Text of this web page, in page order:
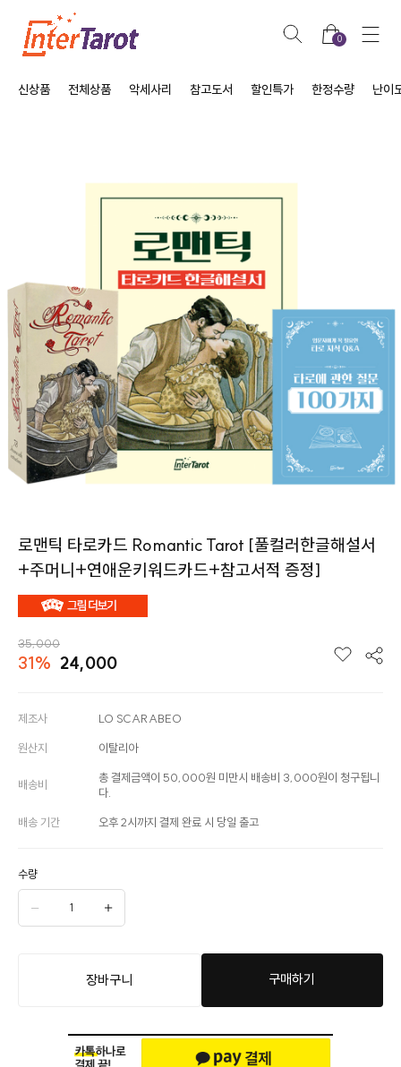
0
신상품 전체상품 악세사리 참고도서 할인특가 한정수량 난이
로맨틱 타로카드 Romantic Tarot [풀컬러한글해설서
+주머니+연애운키워드카드+참고서적 증정]
35,000
31% 24,000
제조사 LO SCARABEO
원산지 이탈리아
배송비
총 결제금액이 50,000원 미만시 배송비 3,000원이 청구됩니
다.
배송 기간 오후 2시까지 결제 완료 시 당일 출고
수량
장바구니 구매하기